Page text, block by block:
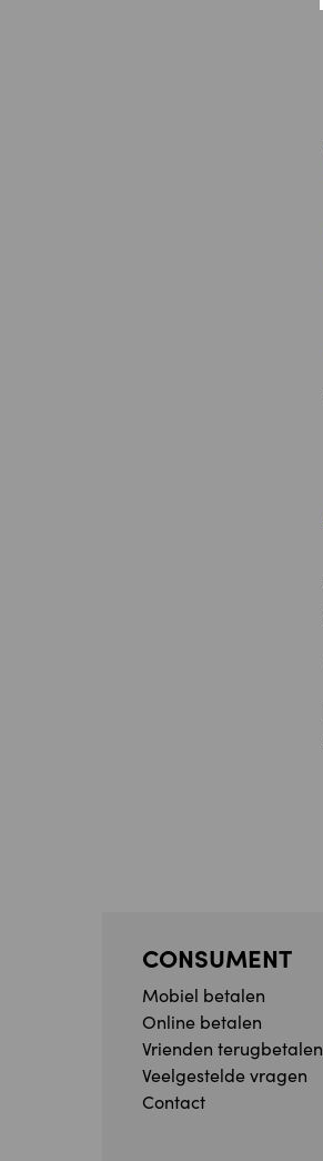
CONSUMENT
Mobiel betalen
Online betalen
Vrienden terugbetalen
Veelgestelde vragen
Contact